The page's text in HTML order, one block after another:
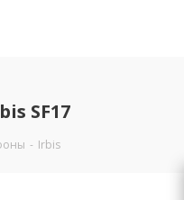
SF17
- Irbis